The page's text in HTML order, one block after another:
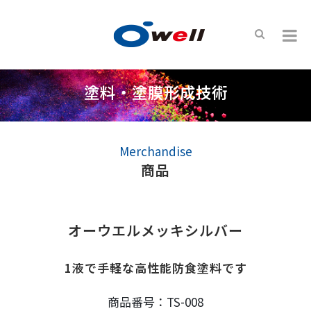
塗料・塗膜形成技術
Merchandise
商品
オーウエルメッキシルバー
1液で手軽な高性能防食塗料です
商品番号：TS-008